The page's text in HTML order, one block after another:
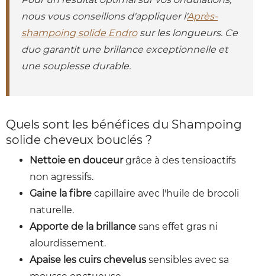
nous vous conseillons d'appliquer l'Après-
shampoing solide Endrosur les longueurs. Ce
duo garantit une brillance exceptionnelle et
une souplesse durable.
Quels sont les bénéfices du Shampoing
solide cheveux bouclés ?
Nettoie en douceurgrâce à des tensioactifs
non agressifs.
Gaine la fibre capillaire avec l'huile de brocoli
naturelle.
Apporte de la brillance sans effet gras ni
alourdissement.
Apaise les cuirs chevelus sensibles avec sa